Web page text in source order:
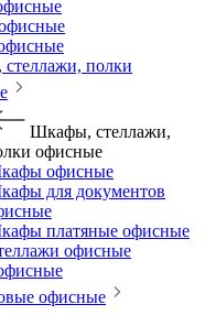
полки
Шкафы, стеллажи,
офисные
офисные
для документов
платяные офисные
офисные
офисные